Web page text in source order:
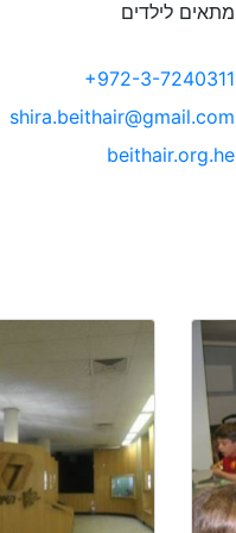
לילדים
+972-3-7240311
shira.beithair@gmail.com
beithair.org.he